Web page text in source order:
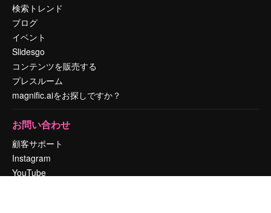
検索トレンド
ブログ
イベント
Slidesgo
コンテンツを販売する
プレスルーム
magnific.aiをお探しですか？
お問い合わせ
顧客サポート
Instagram
YouTube